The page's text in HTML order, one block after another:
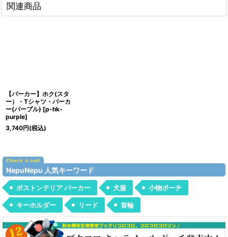
関連商品
【パーカー】ホク(スタ
ー）・Tシャツ・パーカ
ー(パープル) [p-hk-
purple]
3,740円(税込)
NepuNepu 人気キーワード
ボストンテリア パーカー 犬服 小物ポーチ
キーホルダー リード 首輪